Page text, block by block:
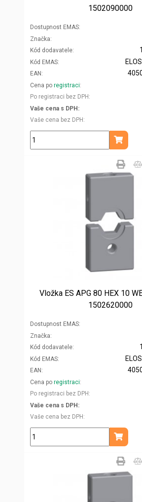
1502090000
Dostupnost EMAS
Značka
Kód dodavatele
Kód EMAS
EAN
Cena po registraci
Po registraci bez DPH
Vaše cena s DPH
Vaše cena bez DPH
ks
Přidat
Vložka ES APG 80 HEX 10
1502620000
Dostupnost EMAS
Značka
Kód dodavatele
Kód EMAS
EAN
Cena po registraci
Po registraci bez DPH
Vaše cena s DPH
Vaše cena bez DPH
ks
Přidat